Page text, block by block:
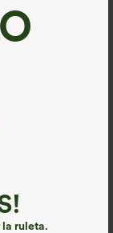
ruleta.